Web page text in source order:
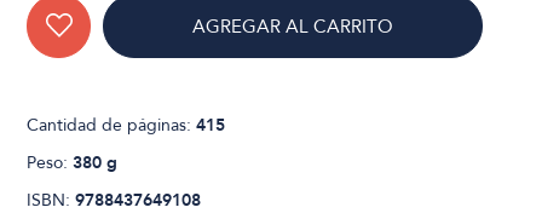
AGREGAR AL CARRITO
Cantidad de páginas:415
Peso:380 g
ISBN:9788437649108